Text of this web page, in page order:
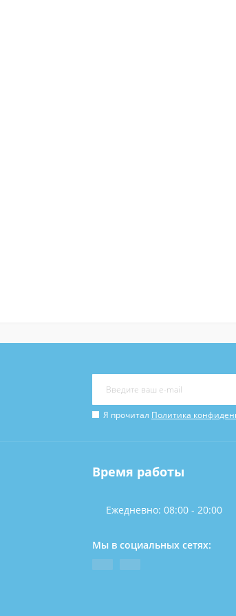
Я прочитал Политика
Время работы
Ежедневно: 08:00 - 20:00
Мы в социальных сетях: